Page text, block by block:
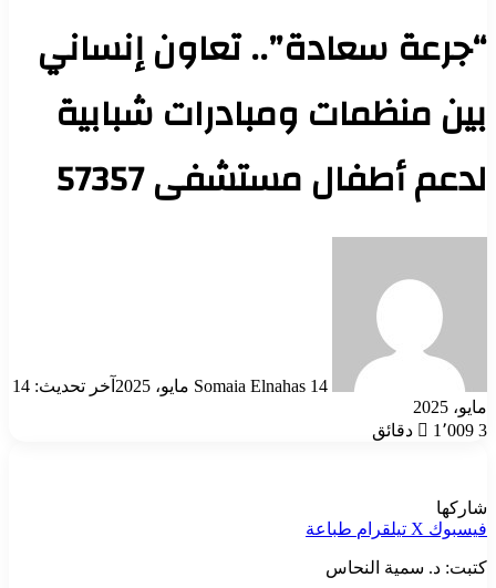
“جرعة سعادة”.. تعاون إنساني
بين منظمات ومبادرات شبابية
لدعم أطفال مستشفى 57357
Somaia Elnahas 14 مايو، 2025
آخر تحديث: 14
مايو، 2025
1٬009 3 دقائق
شاركها
فيسبوك ‫X تيلقرام طباعة
كتبت: د. سمية النحاس